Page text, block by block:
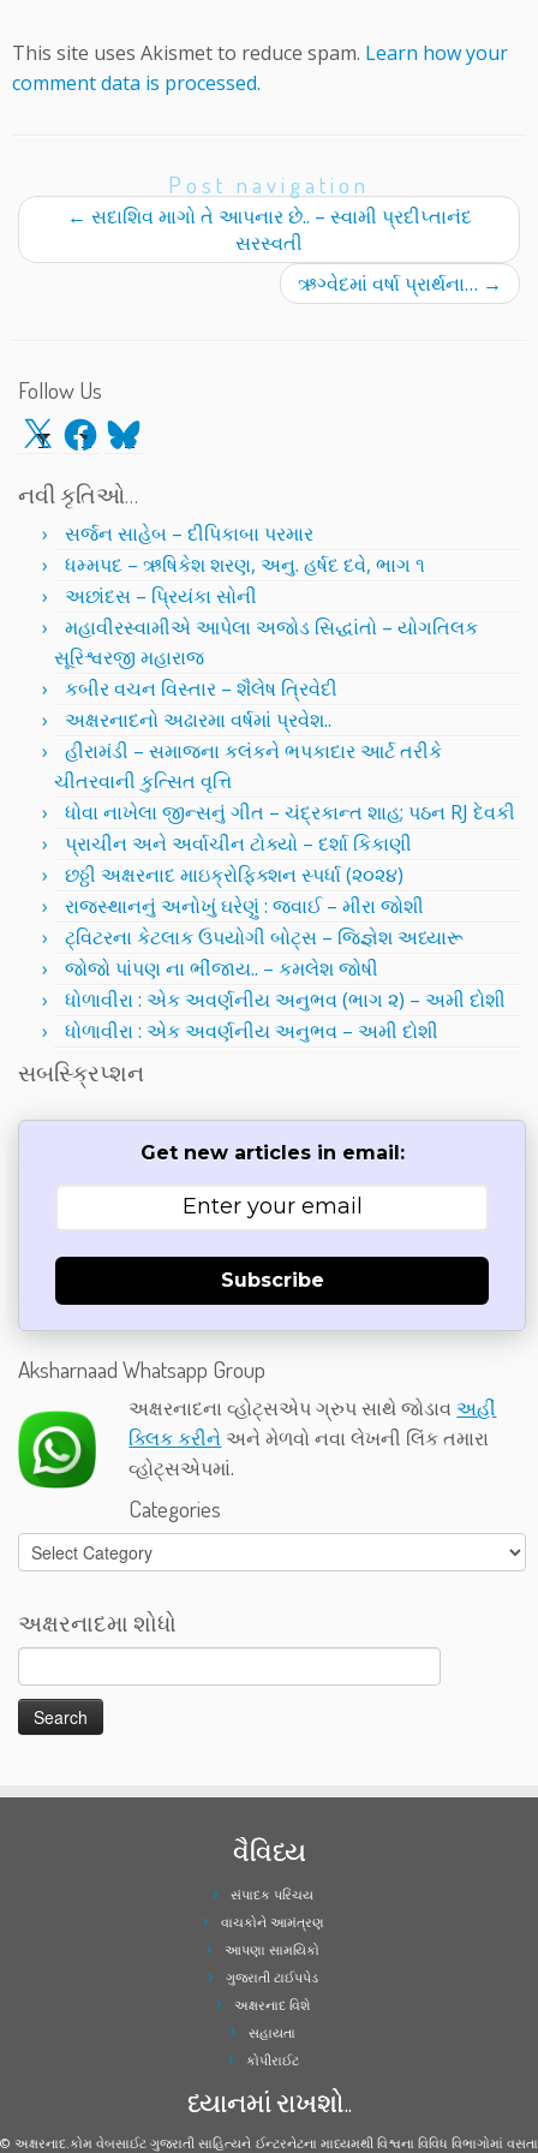
This site uses Akismet to reduce spam. Learn how your
comment data is processed.
Post navigation
← સદાશિવ માગો તે આપનાર છે.. – સ્વામી પ્રદીપ્તાનંદ
સરસ્વતી
ઋગ્વેદમાં વર્ષા પ્રાર્થના… →
Follow Us
X Facebook
Bluesky
નવી કૃતિઓ…
સર્જન સાહેબ – દીપિકાબા પરમાર
ધમ્મપદ – ઋષિકેશ શરણ, અનુ. હર્ષદ દવે, ભાગ ૧
અછાંદસ – પ્રિયંકા સોની
મહાવીરસ્વામીએ આપેલા અજોડ સિદ્ધાંતો – યોગતિલક
સૂરિશ્વરજી મહારાજ
કબીર વચન વિસ્તાર – શૈલેષ ત્રિવેદી
અક્ષરનાદનો અઢારમા વર્ષમાં પ્રવેશ..
હીરામંડી – સમાજના કલંકને ભપકાદાર આર્ટ તરીકે
ચીતરવાની કુત્સિત વૃત્તિ
ધોવા નાખેલા જીન્સનું ગીત – ચંદ્રકાન્ત શાહ; પઠન RJ દેવકી
પ્રાચીન અને અર્વાચીન ટોક્યો – દર્શા કિકાણી
છઠ્ઠી અક્ષરનાદ માઇક્રોફિક્શન સ્પર્ધા (૨૦૨૪)
રાજસ્થાનનું અનોખું ઘરેણું : જવાઈ – મીરા જોશી
ટ્વિટરના કેટલાક ઉપયોગી બોટ્સ – જિજ્ઞેશ અધ્યારૂ
જોજો પાંપણ ના ભીંજાય.. – કમલેશ જોષી
ધોળાવીરા : એક અવર્ણનીય અનુભવ (ભાગ ૨) – અમી દોશી
ધોળાવીરા : એક અવર્ણનીય અનુભવ – અમી દોશી
સબસ્ક્રિપ્શન
Get new articles in email:
Subscribe
Aksharnaad Whatsapp Group
અક્ષરનાદના વ્હોટ્સએપ ગ્રુપ સાથે જોડાવઅહીં
ક્લિક કરીને અને મેળવો નવા લેખની લિંક તમારા
વ્હોટ્સએપમાં.
Categories
Categories
અક્ષરનાદમા શોધો
વૈવિધ્ય
સંપાદક પરિચય
વાચકોને આમંત્રણ
આપણા સામયિકો
ગુજરાતી ટાઈપપેડ
અક્ષરનાદ વિશે
સહાયતા
કોપીરાઈટ
ધ્યાનમાં રાખશો..
© અક્ષરનાદ.કોમ વેબસાઈટ ગુજરાતી સાહિત્યને ઈન્ટરનેટના માધ્યમથી વિશ્વના વિવિધ વિભાગોમાં વસતા